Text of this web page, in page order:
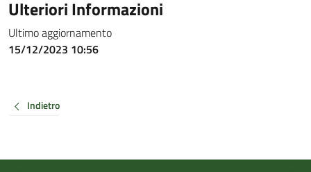
Ulteriori Informazioni
Ultimo aggiornamento
15/12/2023 10:56
Indietro